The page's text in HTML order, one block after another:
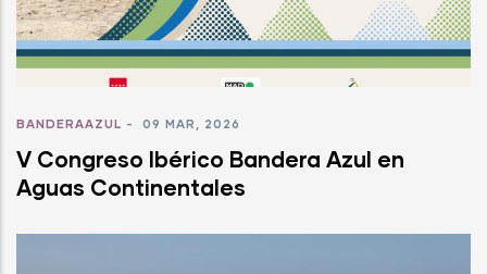
BANDERAAZUL - 09 MAR, 2026
V Congreso Ibérico Bandera Azul en
Aguas Continentales